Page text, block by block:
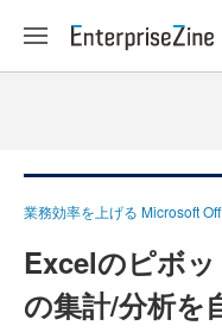
業務効率を上げる Microsoft
Excelのピボ
の集計/分析を